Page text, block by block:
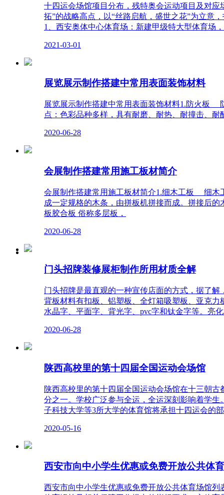
十四运会场馆项目分布，残特奥会运动项目及对
拓”的战略高点，以“丝路启航，盛世之花”为立意
1、西安奥体中心体育场：新建甲级特大型体育场
2021-03-01
展览展示制作搭建中常用表面装饰材料
展览展示制作搭建中常用表面装饰材料1.防火板
点：色彩品种多样，具有耐磨、耐热、耐撞击、
2020-06-28
会展制作搭建常用施工板材简介
会展制作搭建常用施工板材简介1.细木工板 细木
成一定规格的木条，由拼板机拼接而成。拼接后的
板胶合板 俗称多层板，
2020-06-28
门头招牌装修展柜制作所用材质全解
门头招牌是最直观的一种宣传店面的方式，据了
背板材料有扣板、铝塑板、全灯箱吸塑板、亚克
水晶字、平面字、背光字、pvc字和钛金字等。亮
2020-06-28
陕西高校里的第十四届全国运动会场馆
陕西高校里的第十四届全国运动会场馆在十三朝
分之一。学校广泛参与全运，全运深刻影响着学
子科技大学等3所大学的体育馆将承担十四运会的
2020-05-16
西安市向中小学生优惠或免费开放公共体
西安市向中小学生优惠或免费开放公共体育场馆